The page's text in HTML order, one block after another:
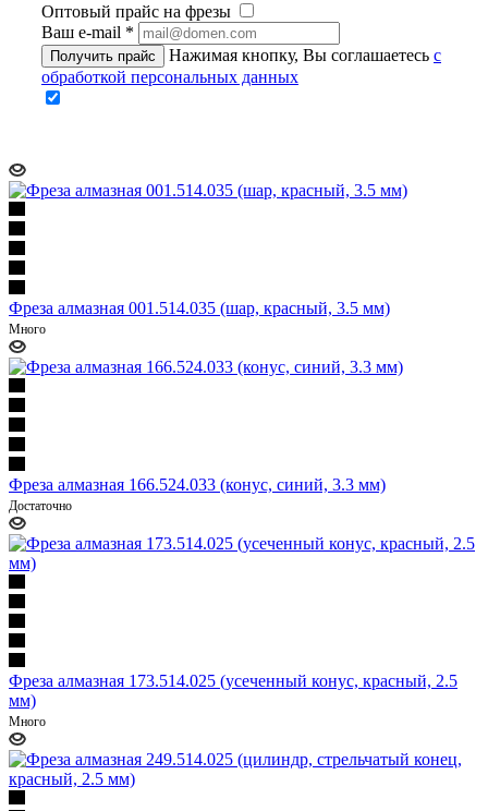
Оптовый прайс на фрезы
Ваш e-mail *
Получить прайс Нажимая кнопку, Вы соглашаетесь с
обработкой персональных данных
Фреза алмазная 001.514.035 (шар, красный, 3.5 мм)
Много
Фреза алмазная 166.524.033 (конус, синий, 3.3 мм)
Достаточно
Фреза алмазная 173.514.025 (усеченный конус, красный, 2.5
мм)
Много